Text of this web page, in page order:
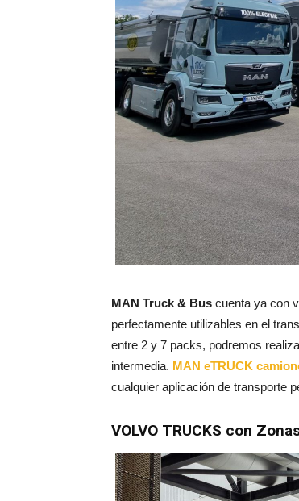
MAN Truck & Bus cuenta ya con
perfectamente utilizables en el
entre 2 y 7 packs, podremos
intermedia. MAN eTRUCK
cualquier aplicación de transporte
VOLVO TRUCKS con